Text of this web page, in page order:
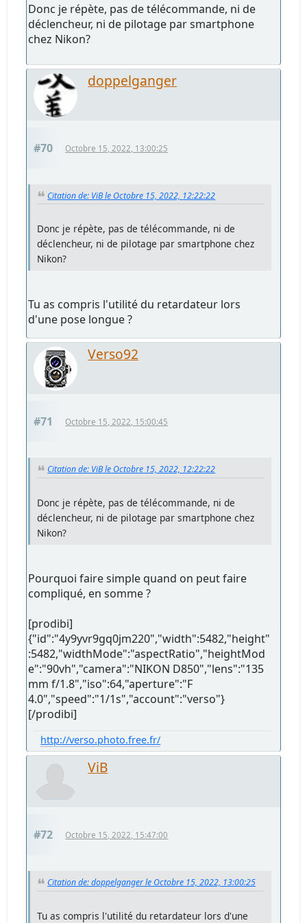
Donc je répète, pas de télécommande, ni de
déclencheur, ni de pilotage par smartphone
chez Nikon?
doppelganger
#70 Octobre 15, 2022, 13:00:25
Citation de: ViB le Octobre 15, 2022, 12:22:22
Donc je répète, pas de télécommande, ni de
déclencheur, ni de pilotage par smartphone chez
Nikon?
Tu as compris l'utilité du retardateur lors
d'une pose longue ?
Verso92
#71 Octobre 15, 2022, 15:00:45
Citation de: ViB le Octobre 15, 2022, 12:22:22
Donc je répète, pas de télécommande, ni de
déclencheur, ni de pilotage par smartphone chez
Nikon?
Pourquoi faire simple quand on peut faire
compliqué, en somme ?
[prodibi]
{"id":"4y9yvr9gq0jm220","width":5482,"height"
:5482,"widthMode":"aspectRatio","heightMod
e":"90vh","camera":"NIKON D850","lens":"135
mm f/1.8","iso":64,"aperture":"F
4.0","speed":"1/1s","account":"verso"}
[/prodibi]
http://verso.photo.free.fr/
ViB
#72 Octobre 15, 2022, 15:47:00
Citation de: doppelganger le Octobre 15, 2022, 13:00:25
Tu as compris l'utilité du retardateur lors d'une